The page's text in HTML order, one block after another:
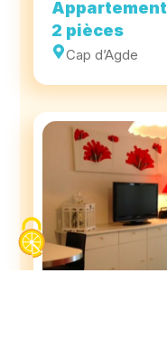
Appartement
2 pièces
Cap d’Agde